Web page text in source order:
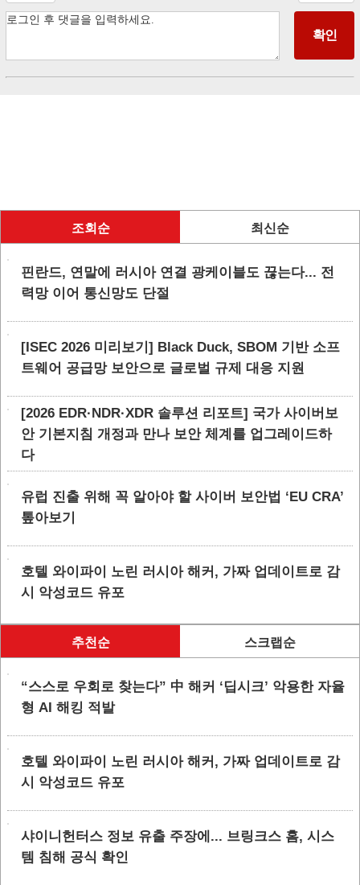
조회순 최신순
핀란드, 연말에 러시아 연결 광케이블도 끊는다... 전
력망 이어 통신망도 단절
[ISEC 2026 미리보기] Black Duck, SBOM 기반 소프
트웨어 공급망 보안으로 글로벌 규제 대응 지원
[2026 EDR·NDR·XDR 솔루션 리포트] 국가 사이버보
안 기본지침 개정과 만나 보안 체계를 업그레이드하
다
유럽 진출 위해 꼭 알아야 할 사이버 보안법 ‘EU CRA’
톺아보기
호텔 와이파이 노린 러시아 해커, 가짜 업데이트로 감
시 악성코드 유포
추천순 스크랩순
“스스로 우회로 찾는다” 中 해커 ‘딥시크’ 악용한 자율
형 AI 해킹 적발
호텔 와이파이 노린 러시아 해커, 가짜 업데이트로 감
시 악성코드 유포
샤이니헌터스 정보 유출 주장에... 브링크스 홈, 시스
템 침해 공식 확인